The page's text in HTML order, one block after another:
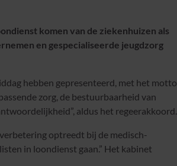
komen van de ziekenhuizen als
en gespecialiseerde jeugdzorg
hebben gepresenteerd, met het motto
zorg, de bestuurbaarheid van
aldus het regeerakkoord.
optreedt bij de medisch-
in loondienst gaan.” Het kabinet